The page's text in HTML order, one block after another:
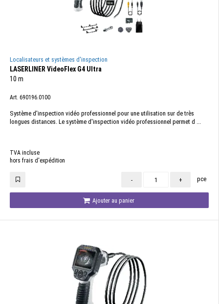
Localisateurs et systèmes d'inspection
LASERLINER VideoFlex G4 Ultra
10 m
Art. 690196.0100
Système d'inspection vidéo professionnel pour une utilisation sur de très
longues distances. Le système d'inspection vidéo professionnel permet d ...
TVA incluse
hors frais d'expédition
- + pce
Ajouter au panier